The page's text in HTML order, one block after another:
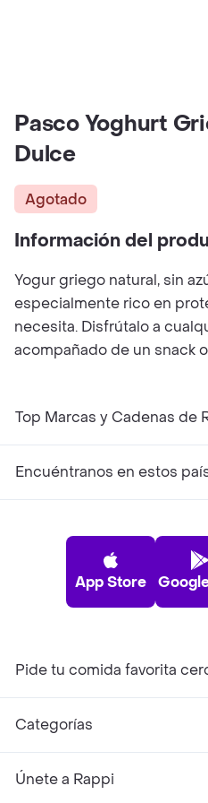
Pasco Yoghurt
Dulce
Agotado
Información del
Yogur griego natural, sin
especialmente rico en
necesita. Disfrútalo a
acompañado de un snack
Top Marcas y Cadenas de
Encuéntranos en estos
App Store
Pide tu comida favorita
Categorías
Únete a Rappi